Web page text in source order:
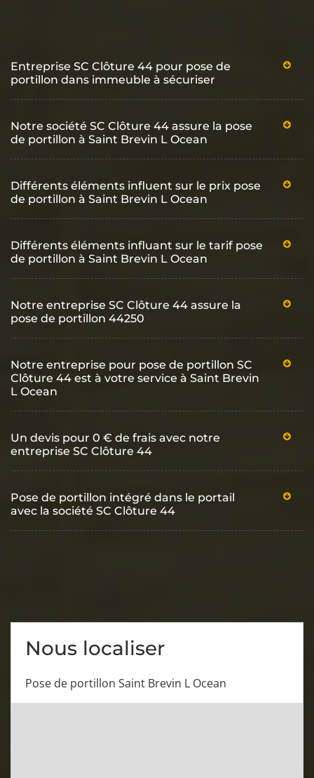
Entreprise SC Clôture 44 pour pose de
portillon dans immeuble à sécuriser
Notre société SC Clôture 44 assure la pose
de portillon à Saint Brevin L Ocean
Différents éléments influent sur le prix pose
de portillon à Saint Brevin L Ocean
Différents éléments influant sur le tarif pose
de portillon à Saint Brevin L Ocean
Notre entreprise SC Clôture 44 assure la
pose de portillon 44250
Notre entreprise pour pose de portillon SC
Clôture 44 est à votre service à Saint Brevin
L Ocean
Un devis pour 0 € de frais avec notre
entreprise SC Clôture 44
Pose de portillon intégré dans le portail
avec la société SC Clôture 44
Nous localiser
Pose de portillon Saint Brevin L Ocean